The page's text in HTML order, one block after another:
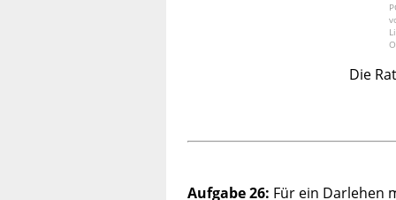
Die
Aufgabe 26: Für ein Darlehen